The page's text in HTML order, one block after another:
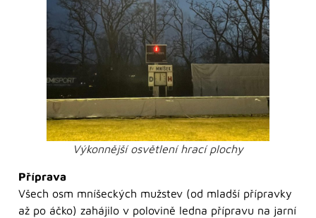
Výkonnější osvětlení hrací plochy
Příprava
Všech osm mníšeckých mužstev (od mladší přípravky
až po áčko) zahájilo v polovině ledna přípravu na jarní